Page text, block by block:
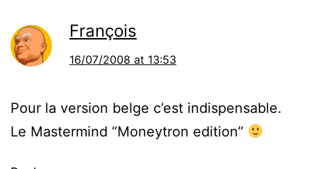
François
16/07/2008 at 13:53
Pour la version belge c’est indispensable.
Le Mastermind “Moneytron edition”